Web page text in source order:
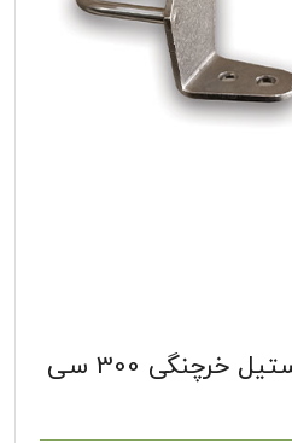
نگهدارنده (هولدر) استیل خرچنگی 300 سی